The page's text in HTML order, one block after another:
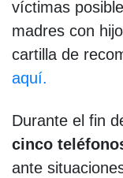
víctimas
madres con
cartilla de
aquí.
Durante el fin
cinco
ante